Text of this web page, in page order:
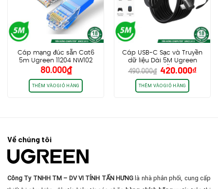
Cáp mạng đúc sẵn Cat6
5m Ugreen 11204 NW102
80.000₫
THÊM VÀO GIỎ HÀNG
Cáp USB-C Sạc và Truyền
dữ liệu Dài 5M Ugreen
90629 US551, Hỗ trợ VR Link
cho Oculus Quest 2/Pico 4
và PC/Steam VR
490.000₫ Giá
gốc
là:
490.000₫.
420.000₫Giá
THÊM VÀO GIỎ HÀNG
Về chúng tôi
Công Ty TNHH TM – DV VI TÍNH TẤN HƯNG là nhà phân phối, cung cấp